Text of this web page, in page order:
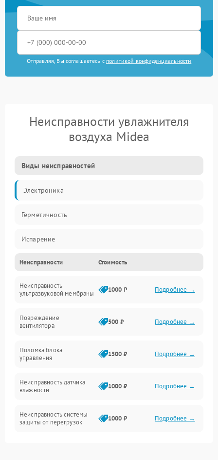
Отправляя, Вы соглашаетесь с политикой конфиденциальности
Неисправности увлажнителя
воздуха Midea
Виды неисправностей
Электроника
Герметичность
Испарение
Водяной тракт
Механические повреждения
Датчики
Неисправности Стоимость
Неисправность
ультразвуковой мембраны
1000 ₽ Подробнее →
Повреждение
вентилятора
500 ₽ Подробнее →
Поломка блока
управления
1500 ₽ Подробнее →
Неисправность датчика
влажности
1000 ₽ Подробнее →
Неисправность системы
защиты от перегрузок
1000 ₽ Подробнее →